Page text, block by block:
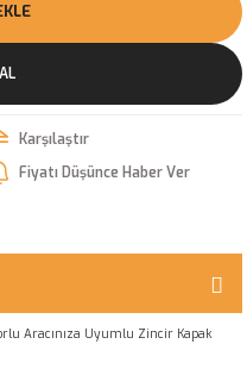
Karşılaştır
Fiyatı Düşünce Haber Ver
Aracınıza Uyumlu Zincir Kapak